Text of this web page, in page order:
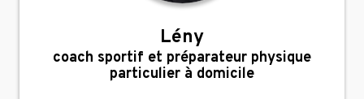
Lény
,
coach sportif et préparateur physique
particulier à domicile